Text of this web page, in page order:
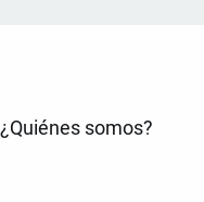
¿Quiénes somos?